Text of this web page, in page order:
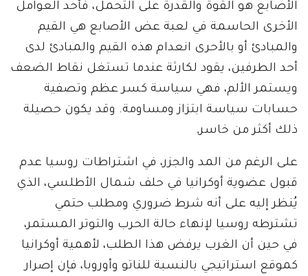
الأصابع هو القوة والقدرة على التحمل، فأحد العوامل
الأخرى الحاسمة في لعبة عض الأصابع هي القيم
والمبادئ أو بالأحرى انعدام هذه القيم والمبادئ لدى
أحد الطرفين، يقود لكارثة عندما تستغل نقاط الضعف
ويستمر الألم، فهي سياسة كسر عظم وتصفية
حسابات سياسة ابتزاز ومساومة. وقد يكون حصيلة
ذلك أكثر من خاسر,
على الرغم من المد والجزر، في اشتراطات روسيا عدم
قبول عضوية أوكرانيا في حلف شمال الأطلسي، الذي
يُنظر إليه على أنه شرط ضروري ومطلب حتمي
تشترطه روسيا لإنهاء حالة الحرب والتوتر المستمر،
في حين أن الغرب يرفض هذا الطلب، لأهمية أوكرانيا
كموقع استراتيجي بالنسبة للناتو وأوروبا، فإن إصرار